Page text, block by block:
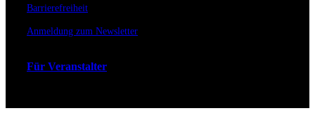
Barrierefreiheit
Anmeldung zum Newsletter
Für Veranstalter